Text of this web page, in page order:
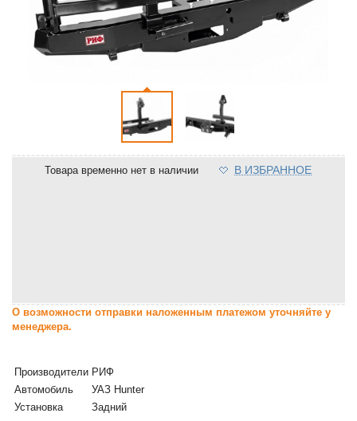
Товара временно нет в наличии В ИЗБРАННОЕ
О возможности отправки наложенным платежом уточняйте у
менеджера.
Производители РИФ
Автомобиль
УАЗ Hunter
Установка
Задний